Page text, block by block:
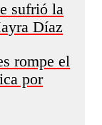
sufrió la
Díaz
rompe el
por